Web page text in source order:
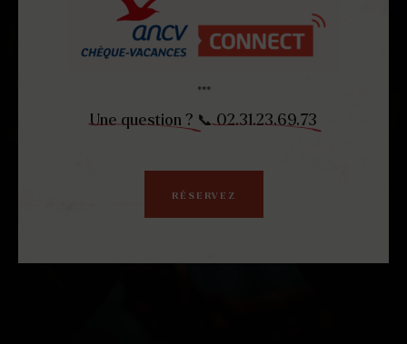
***
Une question ? 📞02.31.23.69.73
RÉSERVEZ